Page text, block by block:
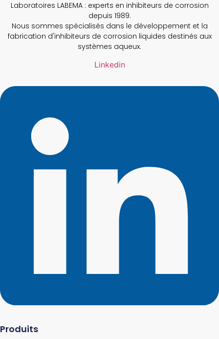
Laboratoires LABEMA : experts en inhibiteurs de corrosion
depuis 1989.
Nous sommes spécialisés dans le développement et la
fabrication d'inhibiteurs de corrosion liquides destinés aux
systèmes aqueux.
Linkedin
Produits